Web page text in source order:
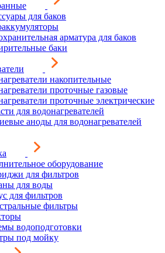
для баков
арматура для баков
баки
накопительные
проточные газовые
проточные электрические
для водонагревателей
аноды для водонагревателей
оборудование
для фильтров
для воды
для фильтров
фильтры
водоподготовки
под мойку